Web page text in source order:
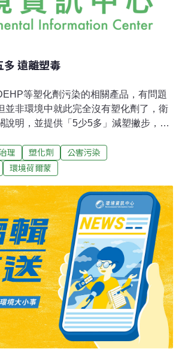
塑化」，早餐店老闆最
遠離塑毒
等塑化劑污染的相關產品，有問題
並非環境中就此完全沒有塑化劑了，衛
說明，並提供「5少5多」減塑撇步，呼
希望政府加強執法，不要再有任何東西
，衛生署發布新聞稿表示，除了這次違
人平時即會接觸到，民眾若將各類物品
出少量塑化劑並不令人意外。只是這種
，但各種來源的接觸加起來，仍可能形
量，為此，各國乃訂出每日可容忍攝取
為例，國際所規範的每日可容忍攝取量
毫克/公斤之間，以60公斤成人為例，每
過1.2~8.4毫克。對環境塑化劑做過許多
授李俊璋指出，塑化劑存在環境中許多
理 塑化劑
公害污染
環境荷爾蒙